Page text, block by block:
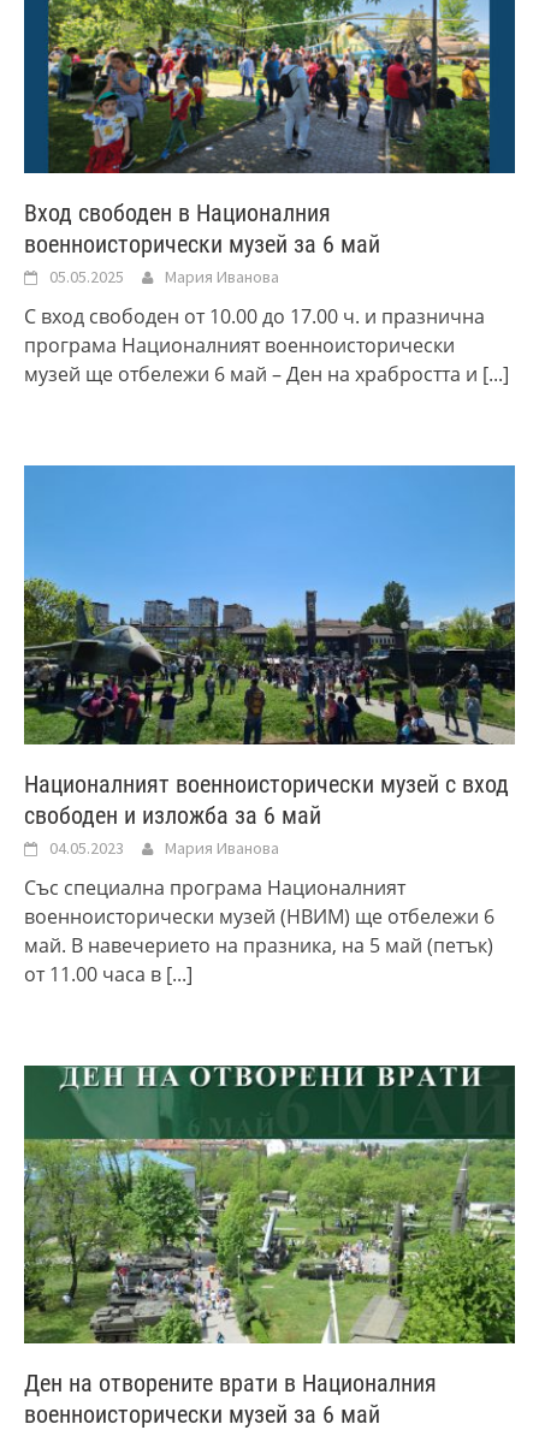
Вход свободен в Националния
военноисторически музей за 6 май
05.05.2025 Мария Иванова
С вход свободен от 10.00 до 17.00 ч. и празнична
програма Националният военноисторически
музей ще отбележи 6 май – Ден на храбростта и [...]
Националният военноисторически музей с вход
свободен и изложба за 6 май
04.05.2023 Мария Иванова
Със специална програма Националният
военноисторически музей (НВИМ) ще отбележи 6
май. В навечерието на празника, на 5 май (петък)
от 11.00 часа в [...]
Ден на отворените врати в Националния
военноисторически музей за 6 май